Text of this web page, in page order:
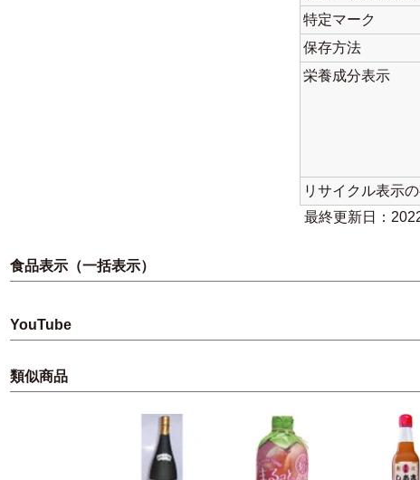
特定マーク
保存方法
栄養成分表示
リサイクル表示
最終更新日：
食品表示（一括表示）
YouTube
類似商品